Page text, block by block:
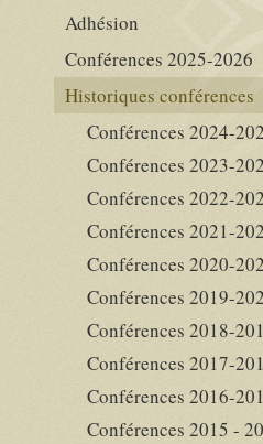
Adhésion
Conférences 2025-2026
Historiques conférences
Conférences 2024-
Conférences 2023-
Conférences 2022-
Conférences 2021-
Conférences 2020-
Conférences 2019-
Conférences 2018-
Conférences 2017-
Conférences 2016-
Conférences 2015 -